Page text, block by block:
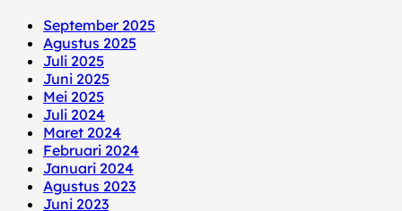
September 2025
Agustus 2025
Juli 2025
Juni 2025
Mei 2025
Juli 2024
Maret 2024
Februari 2024
Januari 2024
Agustus 2023
Juni 2023